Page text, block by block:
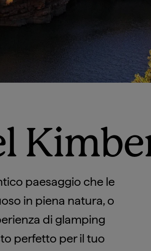
paesaggio che le
in piena natura, o
di glamping
perfetto per il tuo